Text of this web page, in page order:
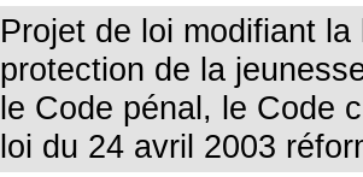
Projet de loi modifiant
protection de la
le Code pénal, le Code
loi du 24 avril 2003